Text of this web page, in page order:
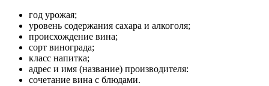
год урожая;
уровень содержания сахара и алкоголя;
происхождение вина;
сорт винограда;
класс напитка;
адрес и имя (название) производителя:
сочетание вина с блюдами.